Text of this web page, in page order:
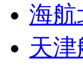
海航
天